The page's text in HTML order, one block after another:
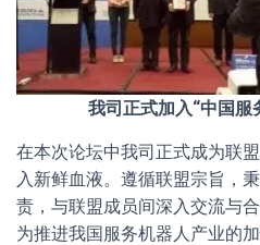
我司正式加入“中国服
在本次论坛中我司正式成为联
入新鲜血液。遵循联盟宗旨，
责，与联盟成员间深入交流与
为推进我国服务机器人产业的